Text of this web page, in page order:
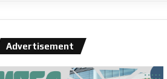
Advertisement